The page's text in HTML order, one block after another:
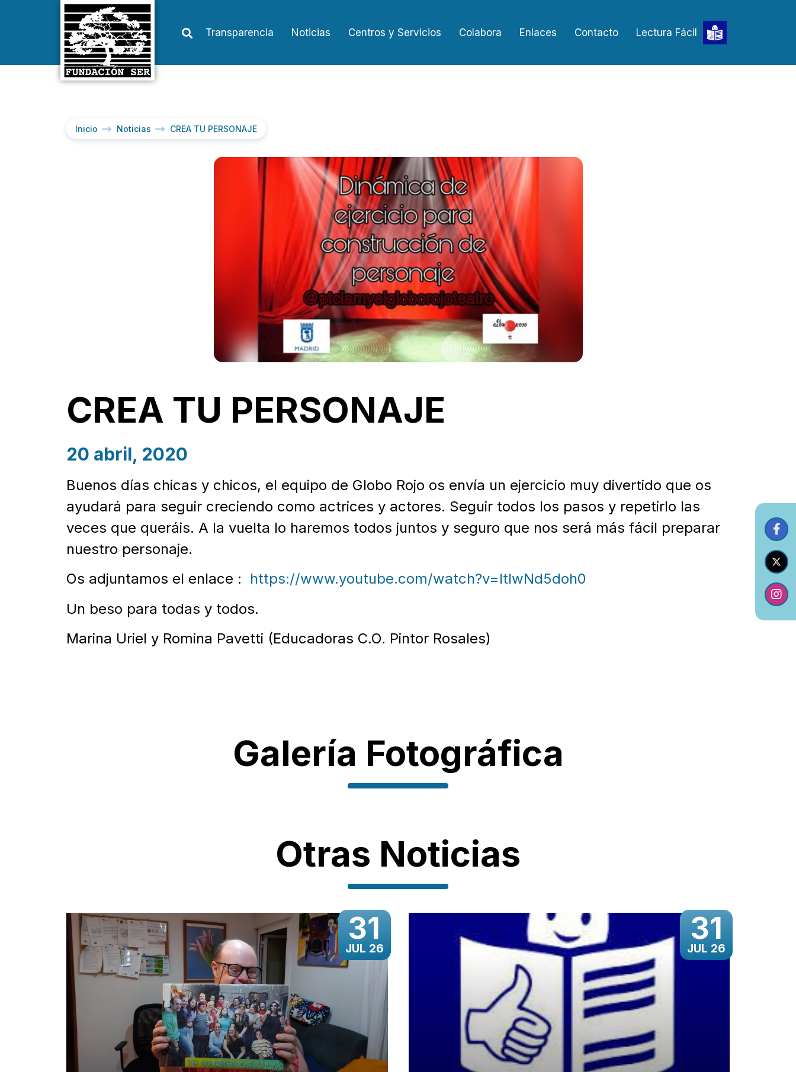
Transparencia Noticias Centros y Servicios Colabora Enlaces Contacto Lectura Fácil
Inicio Noticias CREA TU PERSONAJE
CREA TU PERSONAJE
20 abril, 2020
Buenos días chicas y chicos, el equipo de Globo Rojo os envía un ejercicio muy divertido que os
ayudará para seguir creciendo como actrices y actores. Seguir todos los pasos y repetirlo las
veces que queráis. A la vuelta lo haremos todos juntos y seguro que nos será más fácil preparar
nuestro personaje.
Os adjuntamos el enlace : https://www.youtube.com/watch?v=ltlwNd5doh0
Un beso para todas y todos.
Marina Uriel y Romina Pavetti (Educadoras C.O. Pintor Rosales)
Galería Fotográfica
Otras Noticias
31
JUL 26
31
JUL 26